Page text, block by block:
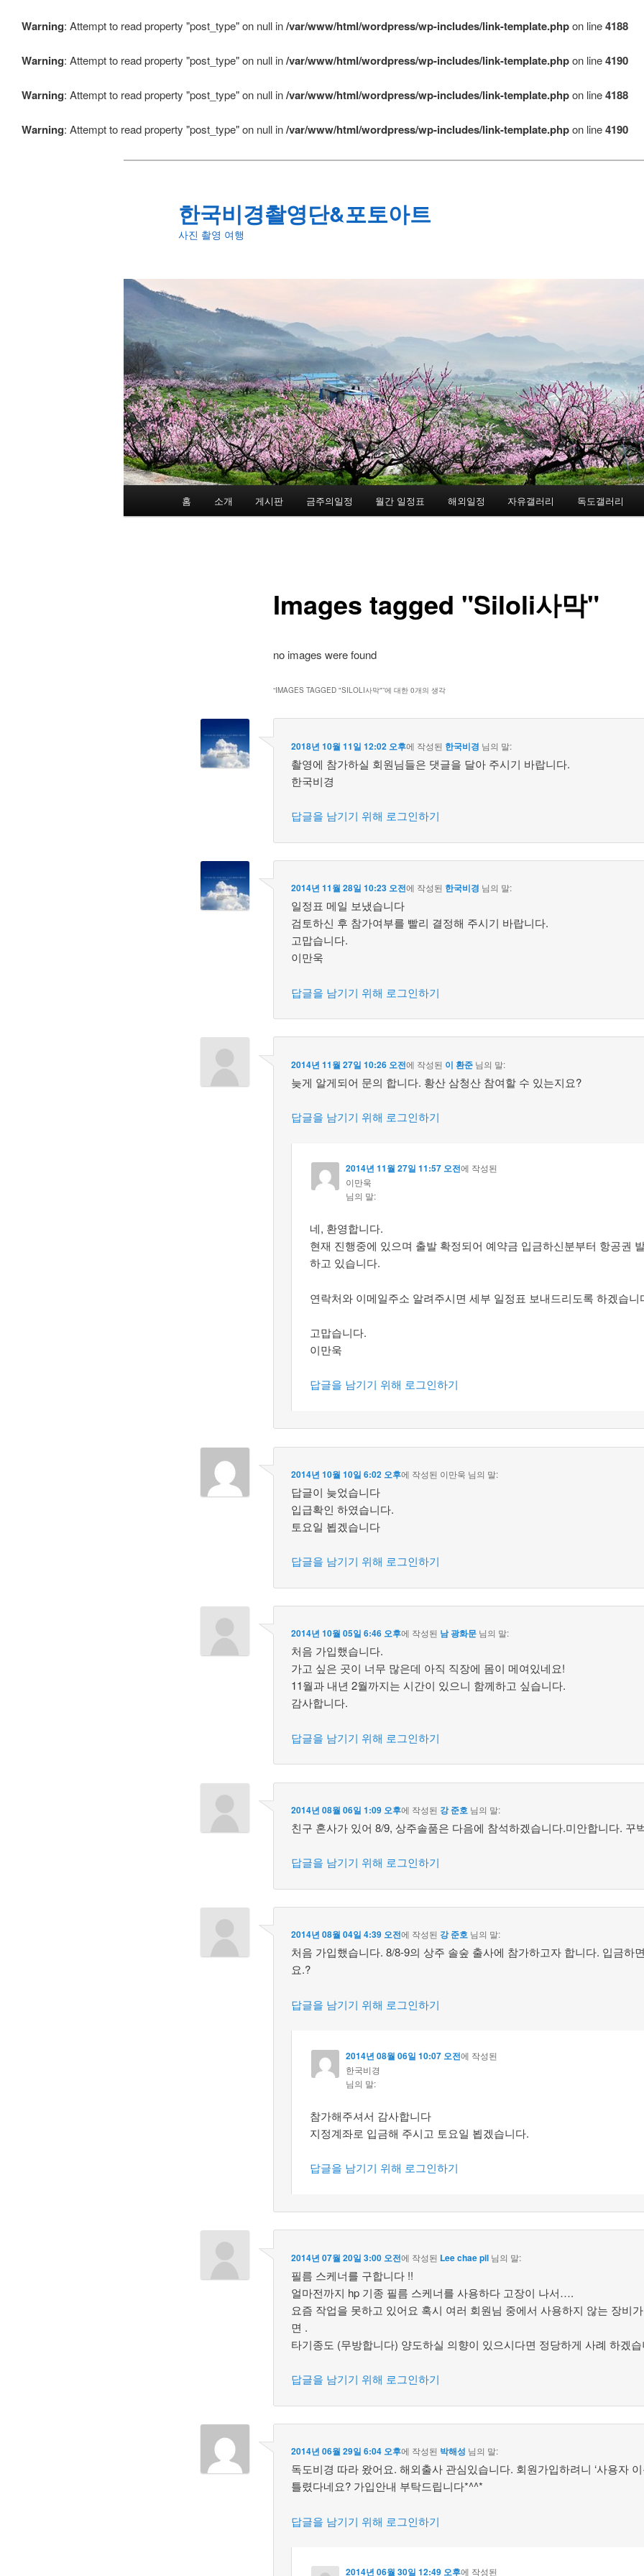
Warning: Attempt to read property "post_type" on null in/var/www/html/wordpress/wp-includes/link-template.phpon line4188
Warning: Attempt to read property "post_type" on null in/var/www/html/wordpress/wp-includes/link-template.phpon line4190
Warning: Attempt to read property "post_type" on null in/var/www/html/wordpress/wp-includes/link-template.phpon line4188
Warning: Attempt to read property "post_type" on null in/var/www/html/wordpress/wp-includes/link-template.phpon line4190
한국비경촬영단&포토아트
사진 촬영 여행
홈 소개 게시판 금주의일정 월간 일정표 해외일정 자유갤러리 독도갤러리
Images tagged "Siloli사막"
no images were found
“IMAGES TAGGED "SILOLI사막"”에 대한 0개의 생각
2018년 10월 11일 12:02 오후에 작성된 한국비경 님의 말:
촬영에 참가하실 회원님들은 댓글을 달아 주시기 바랍니다.
한국비경
답글을 남기기 위해 로그인하기
2014년 11월 28일 10:23 오전에 작성된 한국비경 님의 말:
일정표 메일 보냈습니다
검토하신 후 참가여부를 빨리 결정해 주시기 바랍니다.
고맙습니다.
이만욱
답글을 남기기 위해 로그인하기
2014년 11월 27일 10:26 오전에 작성된 이 환준 님의 말:
늦게 알게되어 문의 합니다. 황산 삼청산 참여할 수 있는지요?
답글을 남기기 위해 로그인하기
2014년 11월 27일 11:57 오전에 작성된
이만욱
님의 말:
네, 환영합니다.
현재 진행중에 있으며 출발 확정되어 예약금 입금하신분부터 항공권
하고 있습니다.
연락처와 이메일주소 알려주시면 세부 일정표 보내드리도록 하겠습니
고맙습니다.
이만욱
답글을 남기기 위해 로그인하기
2014년 10월 10일 6:02 오후에 작성된 이만욱 님의 말:
답글이 늦었습니다
입급확인 하였습니다.
토요일 뵙겠습니다
답글을 남기기 위해 로그인하기
2014년 10월 05일 6:46 오후에 작성된 남 광화문 님의 말:
처음 가입했습니다.
가고 싶은 곳이 너무 많은데 아직 직장에 몸이 메여있네요!
11월과 내년 2월까지는 시간이 있으니 함께하고 싶습니다.
감사합니다.
답글을 남기기 위해 로그인하기
2014년 08월 06일 1:09 오후에 작성된 강 준호 님의 말:
친구 혼사가 있어 8/9, 상주솔품은 다음에 참석하겠습니다.미안합니다. 꾸
답글을 남기기 위해 로그인하기
2014년 08월 04일 4:39 오전에 작성된 강 준호 님의 말:
처음 가입했습니다. 8/8-9의 상주 솔숲 출사에 참가하고자 합니다. 입금하
요.?
답글을 남기기 위해 로그인하기
2014년 08월 06일 10:07 오전에 작성된
한국비경
님의 말:
참가해주셔서 감사합니다
지정계좌로 입금해 주시고 토요일 뵙겠습니다.
답글을 남기기 위해 로그인하기
2014년 07월 20일 3:00 오전에 작성된 Lee chae pil 님의 말:
필름 스케너를 구합니다 !!
얼마전까지 hp 기종 필름 스케너를 사용하다 고장이 나서….
요즘 작업을 못하고 있어요 혹시 여러 회원님 중에서 사용하지 않는 장비
면 .
타기종도 (무방합니다) 양도하실 의향이 있으시다면 정당하게 사례 하겠
답글을 남기기 위해 로그인하기
2014년 06월 29일 6:04 오후에 작성된 박해성 님의 말:
독도비경 따라 왔어요. 해외출사 관심있습니다. 회원가입하려니 ‘사용자 이
틀렸다네요? 가입안내 부탁드립니다*^^*
답글을 남기기 위해 로그인하기
2014년 06월 30일 12:49 오후에 작성된